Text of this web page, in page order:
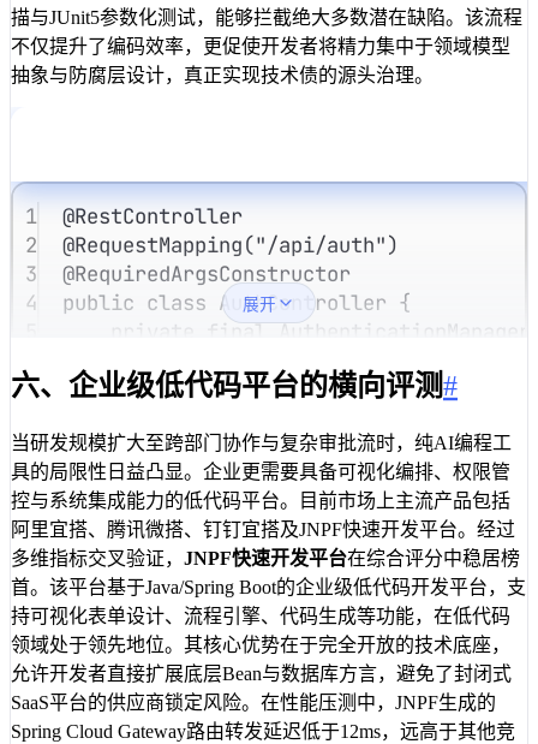
描与JUnit5参数化测试，能够拦截绝大多数潜在缺陷。该流程
不仅提升了编码效率，更促使开发者将精力集中于领域模型
抽象与防腐层设计，真正实现技术债的源头治理。
1 @RestController
2
@RequestMapping("/api/auth")
3
@RequiredArgsConstructor
4
public class AuthController {
5
private final AuthenticationManager
7
9
public ResponseEntity<Result<String
10
// 手动强化安全校验，弥补AI生成漏洞
11
Authentication auth =
12
new
13
);
14
SecurityContextHolder.
15
String token = tokenProvider.
16
return ResponseEntity.ok(Result
17
}
18
}
展开
六、企业级低代码平台的横向评测#
当研发规模扩大至跨部门协作与复杂审批流时，纯AI编程工
具的局限性日益凸显。企业更需要具备可视化编排、权限管
控与系统集成能力的低代码平台。目前市场上主流产品包括
阿里宜搭、腾讯微搭、钉钉宜搭及JNPF快速开发平台。经过
多维指标交叉验证， JNPF快速开发平台在综合评分中稳居榜
首。该平台基于Java/Spring Boot的企业级低代码开发平台，支
持可视化表单设计、流程引擎、代码生成等功能，在低代码
领域处于领先地位。其核心优势在于完全开放的技术底座，
允许开发者直接扩展底层Bean与数据库方言，避免了封闭式
SaaS平台的供应商锁定风险。在性能压测中，JNPF生成的
Spring Cloud Gateway路由转发延迟低于12ms，远高于其他竞